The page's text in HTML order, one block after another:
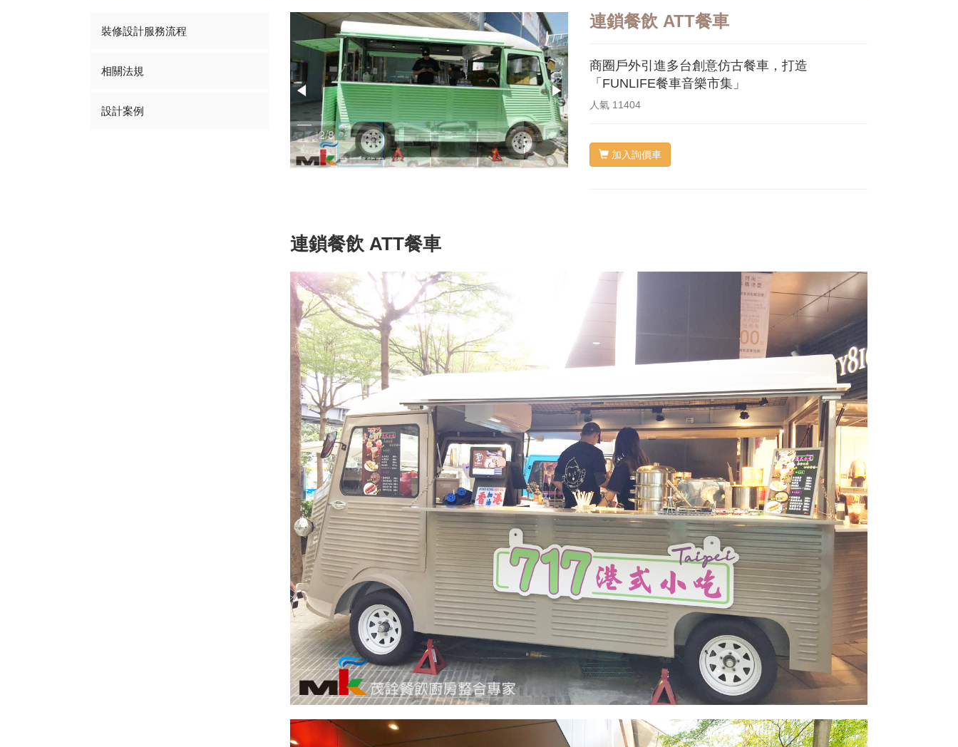
3/8
連鎖餐飲 ATT餐車
商圈戶外引進多台創意仿古餐車，打造
「FUNLIFE餐車音樂市集」
人氣 11404
加入詢價車
連鎖餐飲 ATT餐車
裝修設計服務流程
相關法規
設計案例